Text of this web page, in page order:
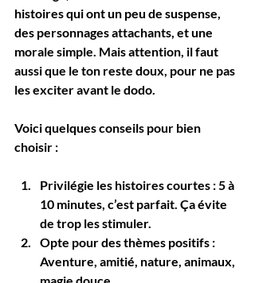
histoires qui ont un peu de suspense,
des personnages attachants, et une
morale simple. Mais attention, il faut
aussi que le ton reste doux, pour ne pas
les exciter avant le dodo.
Voici quelques conseils pour bien
choisir :
Privilégie les histoires courtes : 5 à
10 minutes, c’est parfait. Ça évite
de trop les stimuler.
Opte pour des thèmes positifs :
Aventure, amitié, nature, animaux,